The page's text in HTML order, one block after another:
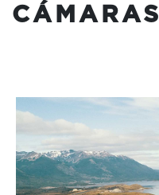
CÁMARAS